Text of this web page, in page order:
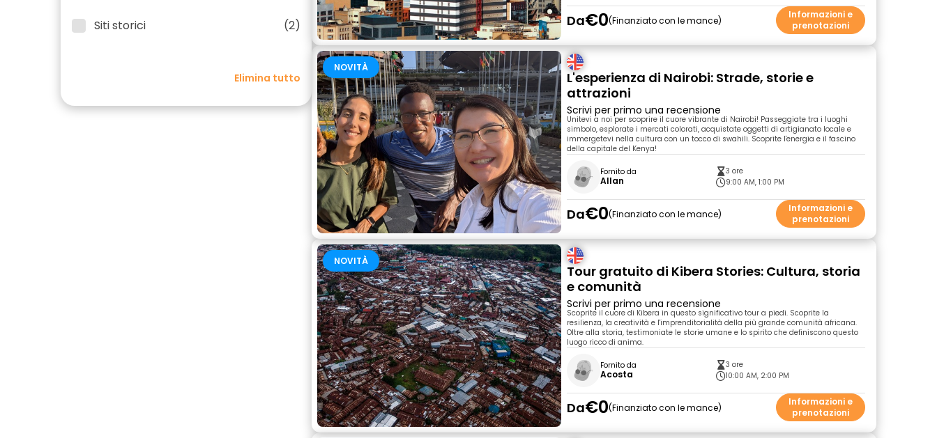
Siti storici (2)
Elimina tutto
Da€0 Finanziato con le mance
Informazioni e
prenotazioni
NOVITÀ
L'esperienza di Nairobi: Strade, storie e
attrazioni
Scrivi per primo una recensione
Unitevi a noi per scoprire il cuore vibrante di Nairobi! Passeggiate tra i luoghi
simbolo, esplorate i mercati colorati, acquistate oggetti di artigianato locale e
immergetevi nella cultura con un tocco di swahili. Scoprite l'energia e il fascino
della capitale del Kenya!
Fornito da
Allan
3 ore
9:00 AM, 1:00 PM
Da€0 Finanziato con le mance
Informazioni e
prenotazioni
NOVITÀ
Tour gratuito di Kibera Stories: Cultura, storia
e comunità
Scrivi per primo una recensione
Scoprite il cuore di Kibera in questo significativo tour a piedi. Scoprite la
resilienza, la creatività e l'imprenditorialità della più grande comunità africana.
Oltre alla storia, testimoniate le storie umane e lo spirito che definiscono questo
luogo ricco di anima.
Fornito da
Acosta
3 ore
10:00 AM, 2:00 PM
Da€0 Finanziato con le mance
Informazioni e
prenotazioni